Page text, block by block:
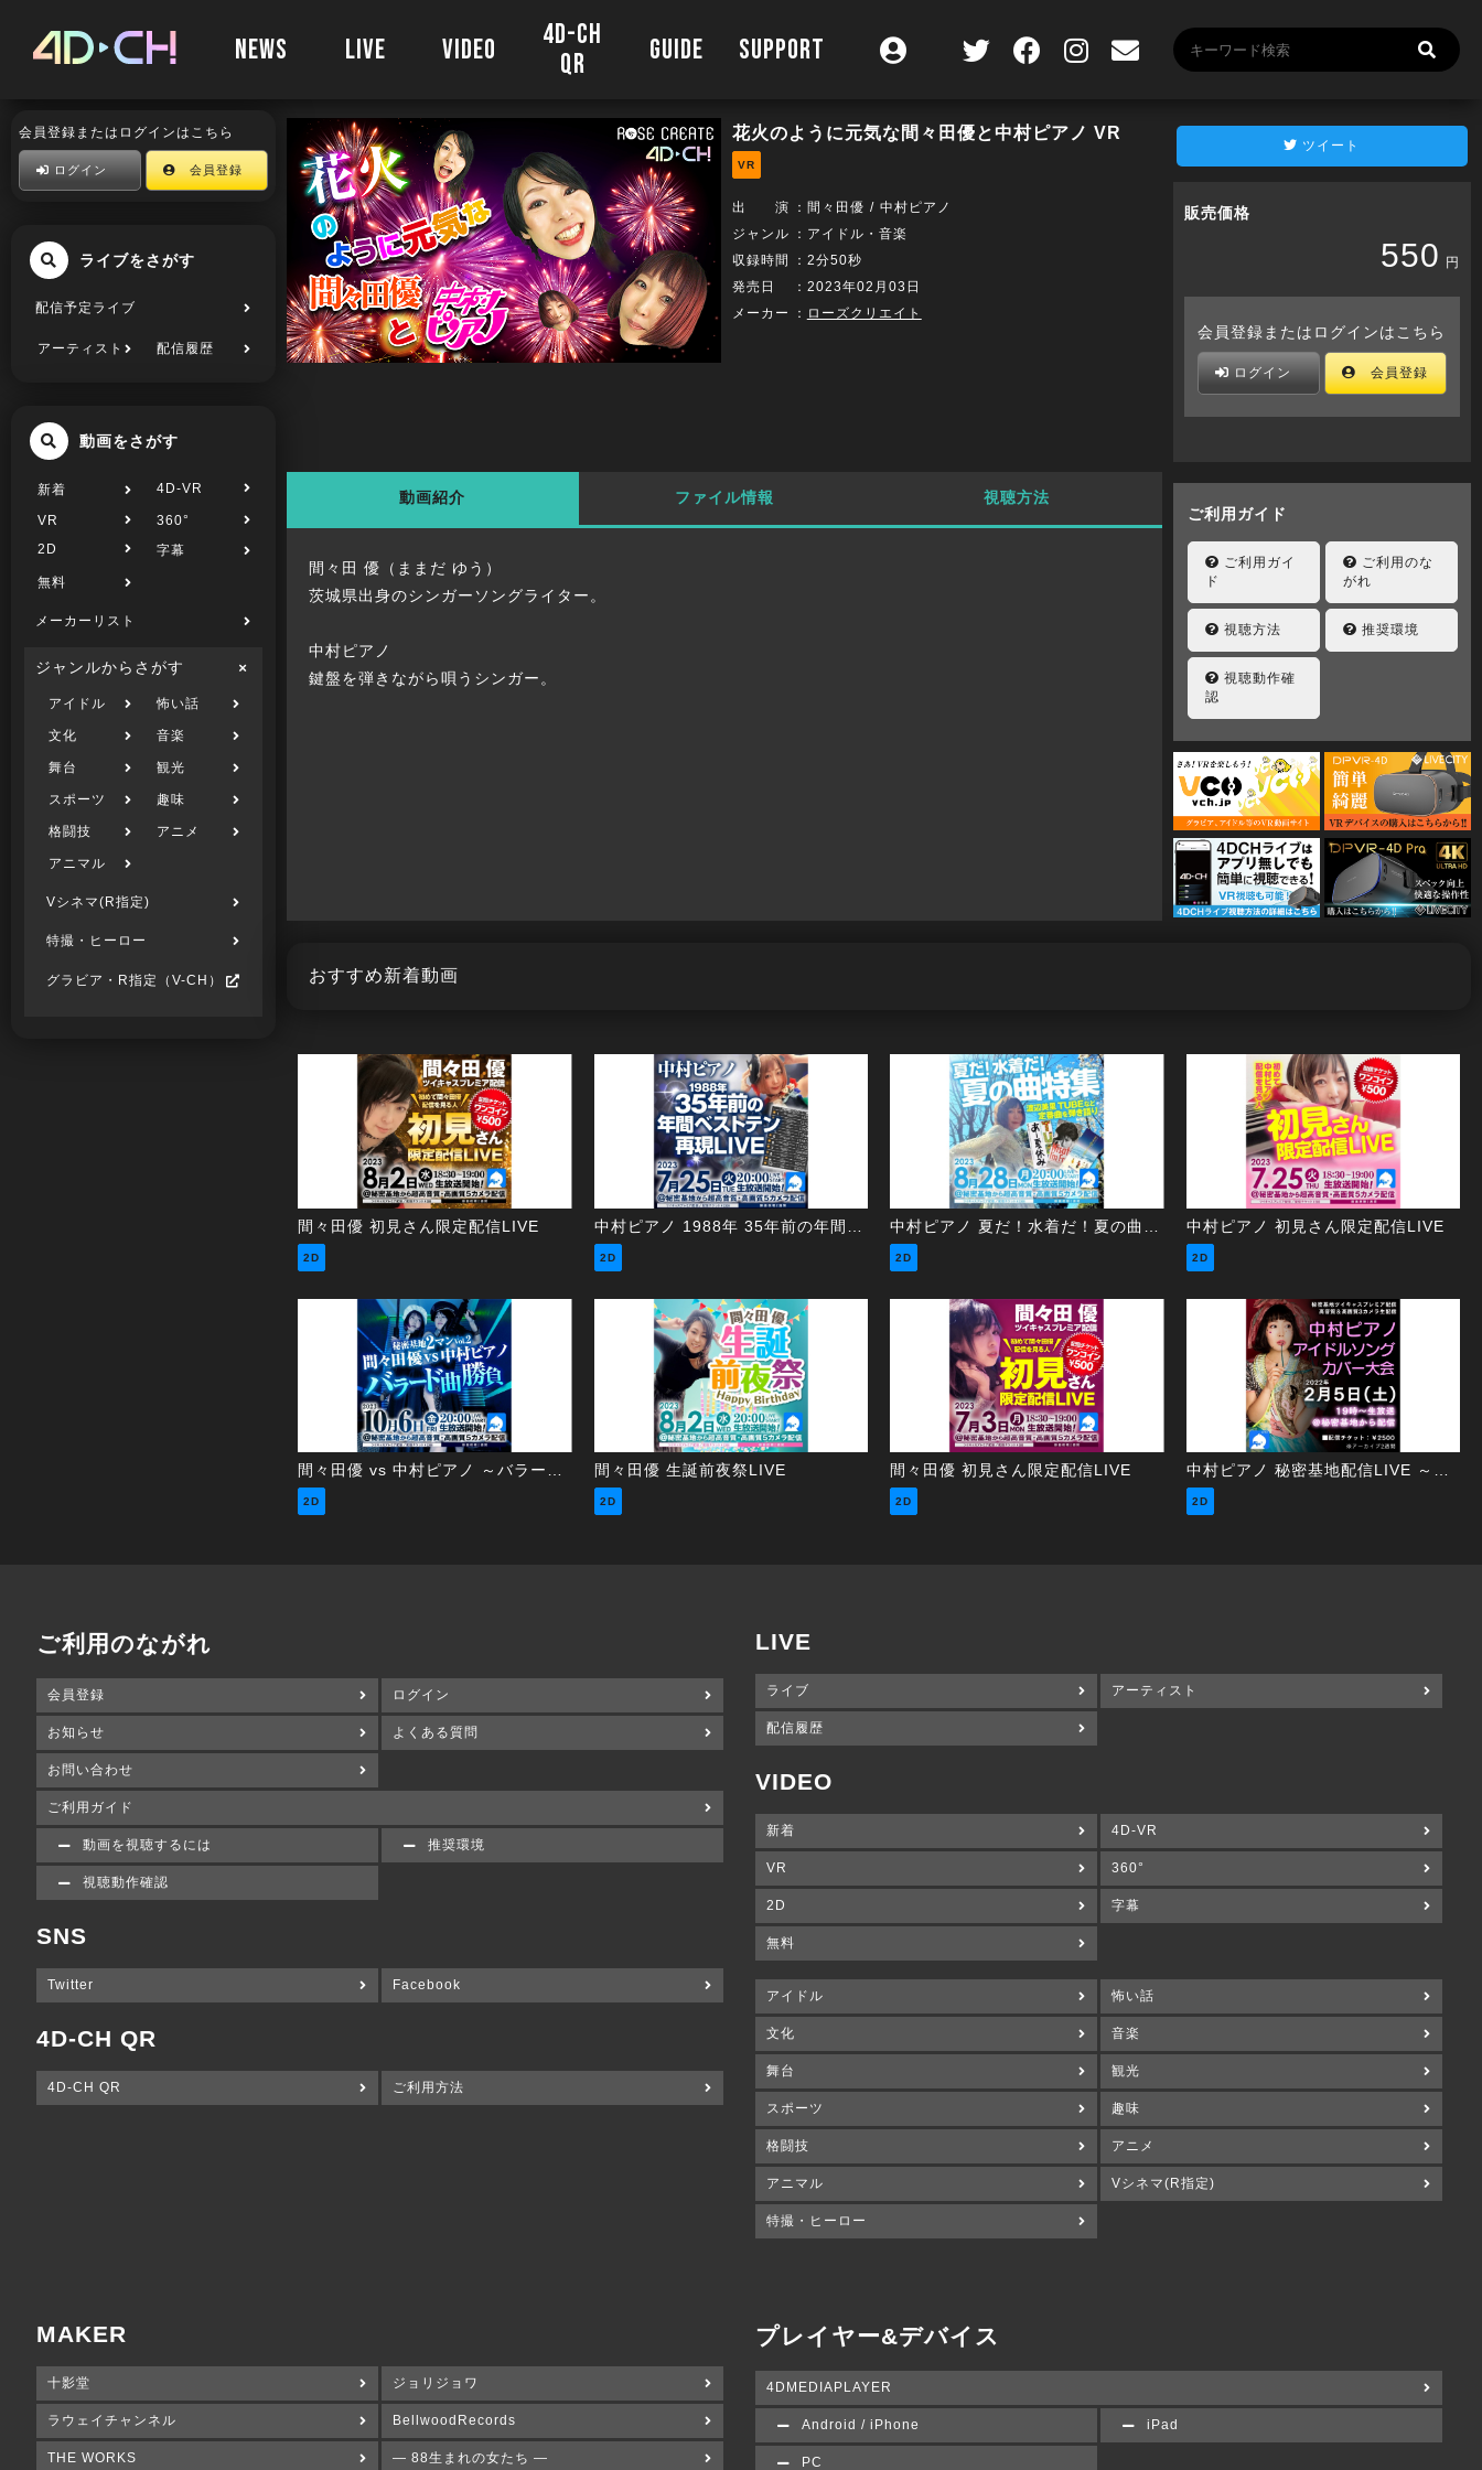
NEWS LIVE VIDEO
4D-CH
QR
GUIDE SUPPORT
会員登録またはログインはこちら
ログイン 会員登録
ライブをさがす
配信予定ライブ
アーティスト 配信履歴
動画をさがす
新着 4D-VR
VR
360°
2D
字幕
無料
メーカーリスト
ジャンルからさがす
アイドル 怖い話
文化 音楽
舞台 観光
スポーツ 趣味
格闘技 アニメ
アニマル
Vシネマ(R指定)
特撮・ヒーロー
グラビア・R指定（V-CH）
花火のように元気な間々田優と中村ピアノ VR
VR
出 演 ： 間々田優
中村ピアノ
ジャンル
：アイドル・音楽
収録時間
：2分50秒
発売日
：2023年02月03日
メーカー
： ローズクリエイト
ツイート
販売価格
550 円
会員登録またはログインはこちら
ログイン 会員登録
動画紹介 ファイル情報 視聴方法
間々田 優（ままだ ゆう）
茨城県出身のシンガーソングライター。
中村ピアノ
鍵盤を弾きながら唄うシンガー。
ご利用ガイド
ご利用ガイ
ド
ご利用のな
がれ
視聴方法 推奨環境
視聴動作確
認
おすすめ新着動画
間々田優 初見さん限定配信LIVE
2D 2D 2D
中村ピアノ 初見さん限定配信LIVE
2D
間々田優 vs 中村ピアノ ～バラード曲勝負～
2D
間々田優 生誕前夜祭LIVE
2D
間々田優 初見さん限定配信LIVE
2D
中村ピアノ 秘密基地配信LIVE ～アイドルソングカバー大会～
2D
ご利用のながれ
会員登録 ログイン
お知らせ よくある質問
お問い合わせ
ご利用ガイド
動画を視聴するには 推奨環境
視聴動作確認
SNS
Twitter Facebook
4D-CH QR
4D-CH QR ご利用方法
LIVE
ライブ アーティスト
配信履歴
VIDEO
新着 4D-VR
VR 360°
2D 字幕
無料
アイドル 怖い話
文化 音楽
舞台 観光
スポーツ 趣味
格闘技 アニメ
アニマル Vシネマ(R指定)
特撮・ヒーロー
MAKER
十影堂 ジョリジョワ
ラウェイチャンネル BellwoodRecords
THE WORKS ― 88生まれの女たち ―
プレイヤー&デバイス
4DMEDIAPLAYER
Android / iPhone iPad
PC